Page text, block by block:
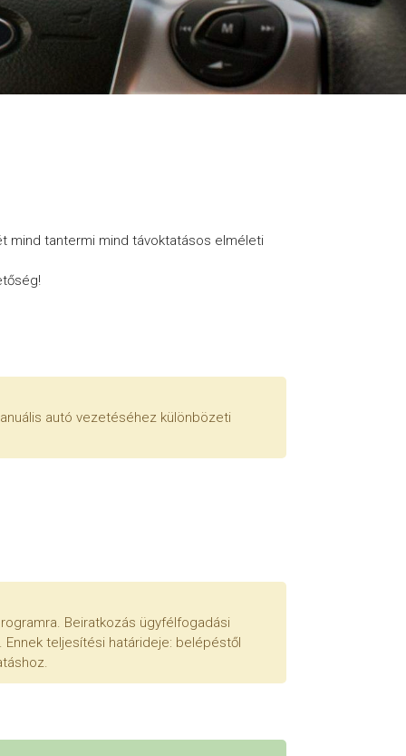
mind tantermi mind távoktatásos elméleti
autó vezetéséhez különbözeti
Beiratkozás ügyfélfogadási
teljesítési határideje: belépéstől